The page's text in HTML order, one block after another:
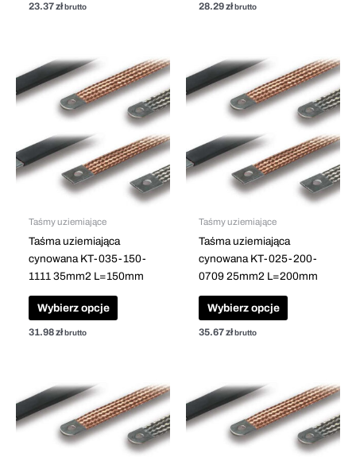
23.37złbrutto 28.29złbrutto
Taśmy uziemiające
Taśma uziemiająca
cynowana KT-035-150-
1111 35mm2 L=150mm
Wybierz opcje
produkt
ma
wiele
wariantów.
Opcje
można
wybrać
produktu
31.98złbrutto
Taśmy uziemiające
Taśma uziemiająca
cynowana KT-025-200-
0709 25mm2 L=200mm
Wybierz opcje
produkt
ma
wiele
wariantów.
Opcje
można
wybrać
produktu
35.67złbrutto
produkt
ma
wiele
produkt
ma
wiele